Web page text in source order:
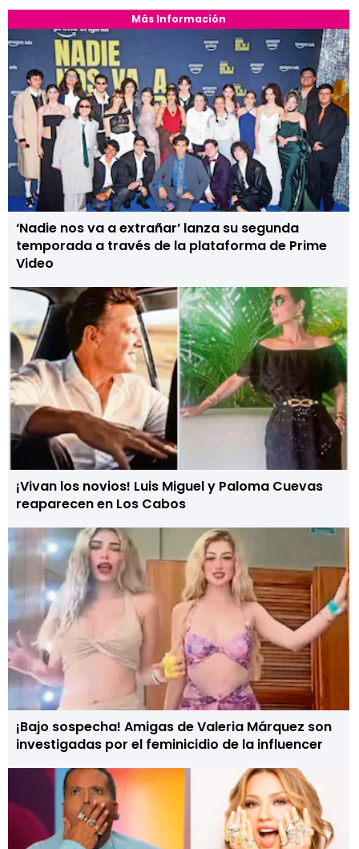
Más Información
‘Nadie nos va a extrañar’ lanza su segunda
temporada a través de la plataforma de Prime
Video
¡Vivan los novios! Luis Miguel y Paloma Cuevas
reaparecen en Los Cabos
¡Bajo sospecha! Amigas de Valeria Márquez son
investigadas por el feminicidio de la influencer